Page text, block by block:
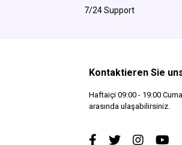
7/24 Support
Kontaktieren Sie
Haftaiçi 09:00 - 19:00
arasında ulaşabilirsiniz.